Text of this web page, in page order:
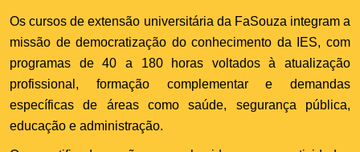
Os cursos de extensão universitária da FaSouza integram a
missão de democratização do conhecimento da IES, com
programas de 40 a 180 horas voltados à atualização
profissional, formação complementar e demandas
específicas de áreas como saúde, segurança pública,
educação e administração.